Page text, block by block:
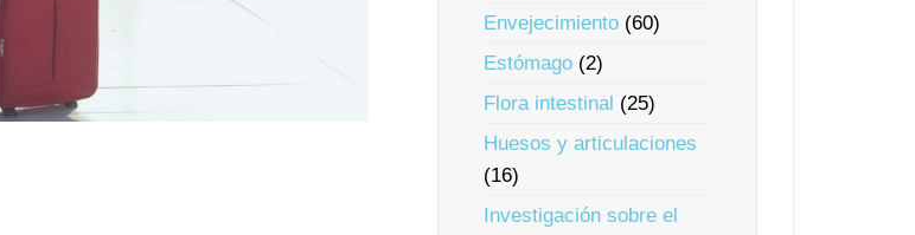
Envejecimiento (60)
Estómago (2)
Flora intestinal (25)
Huesos y articulaciones
(16)
Investigación sobre el